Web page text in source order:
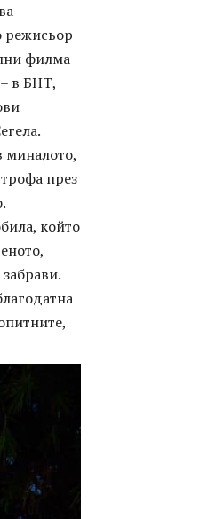
режисьор
филма
в БНТ,
миналото,
през
който